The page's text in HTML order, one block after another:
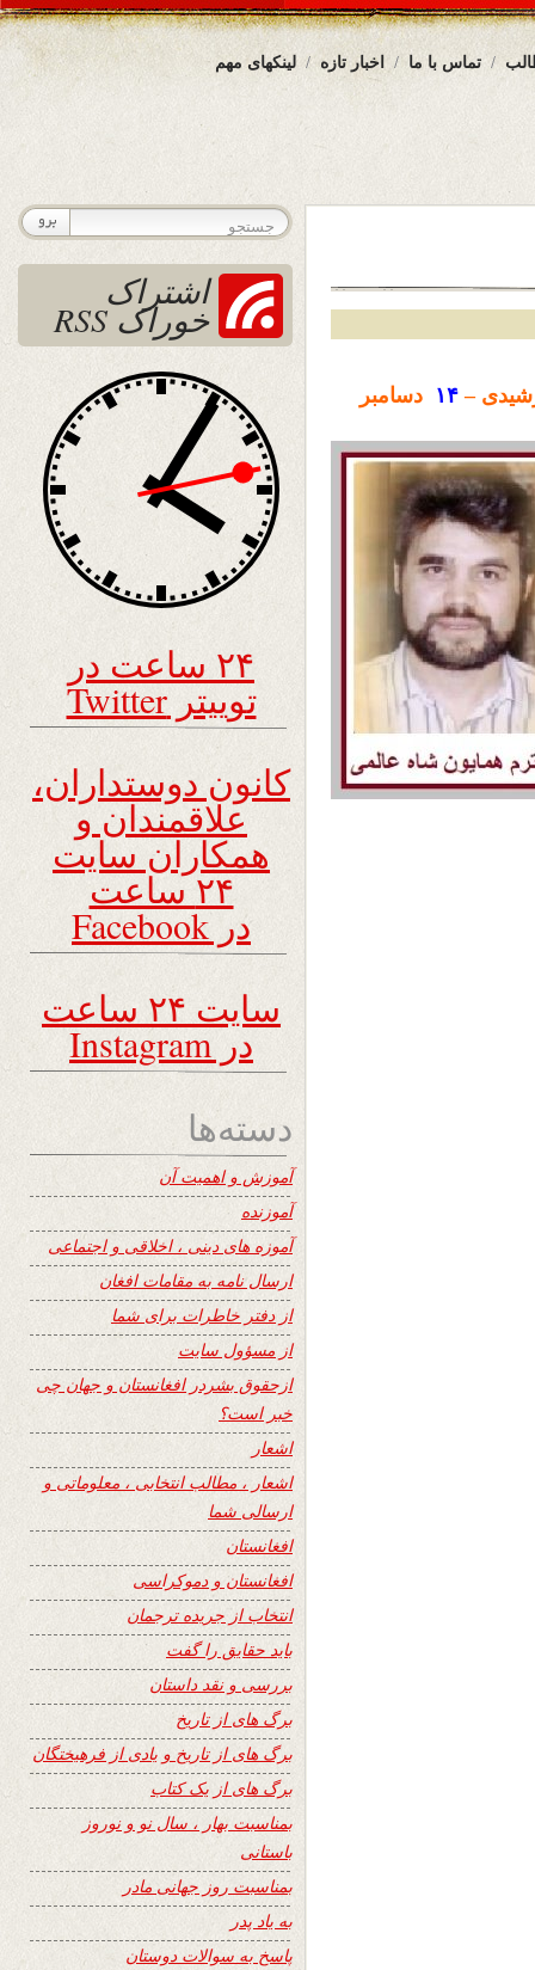
لینکهای مهم اخبار تازه تماس با ما
– ۱۴ دسامبر
اشتراک
خوراک RSS
۲۴ ساعت در
توییتر Twitter
کانون دوستداران،
علاقمندان و
همکاران سایت
۲۴ ساعت
در Facebook
سایت ۲۴ ساعت
در Instagram
دسته‌ها
آموزش و اهمیت آن
آموزنده
آموزه های دینی ، اخلاقی و اجتماعی
ارسال نامه به مقامات افغان
از دفتر خاطرات برای شما
از مسؤول سایت
ازحقوق بشردر افغانستان و جهان چی
خبر است؟
اشعار
اشعار ، مطالب انتخابی ، معلوماتی و
ارسالی شما
افغانستان
افغانستان و دموکراسی
انتخاب از جریده ترجمان
باید حقایق را گفت
بررسی و نقد داستان
برگ های از تاریخ
برگ های از تاریخ و یادی از فرهیختگان
برگ های از یک کتاب
بمناسبت بهار ، سال نو و نوروز
باستانی
بمناسبت روز جهانی مادر
به یاد پدر
پاسخ به سوالات دوستان